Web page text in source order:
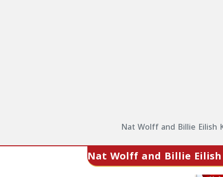
Nat Wolff and Billie Eilish
Nat Wolff and Billie